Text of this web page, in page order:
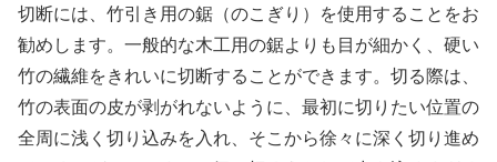
切断には、竹引き用の鋸（のこぎり）を使用することをお
勧めします。一般的な木工用の鋸よりも目が細かく、硬い
竹の繊維をきれいに切断することができます。切る際は、
竹の表面の皮が剥がれないように、最初に切りたい位置の
全周に浅く切り込みを入れ、そこから徐々に深く切り進め